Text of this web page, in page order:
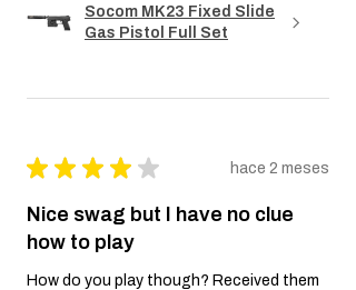
Socom MK23 Fixed Slide
Gas Pistol Full Set
★ ★ ★ ★ ★ hace 2 meses
Nice swag but I have no clue
how to play
How do you play though? Received them